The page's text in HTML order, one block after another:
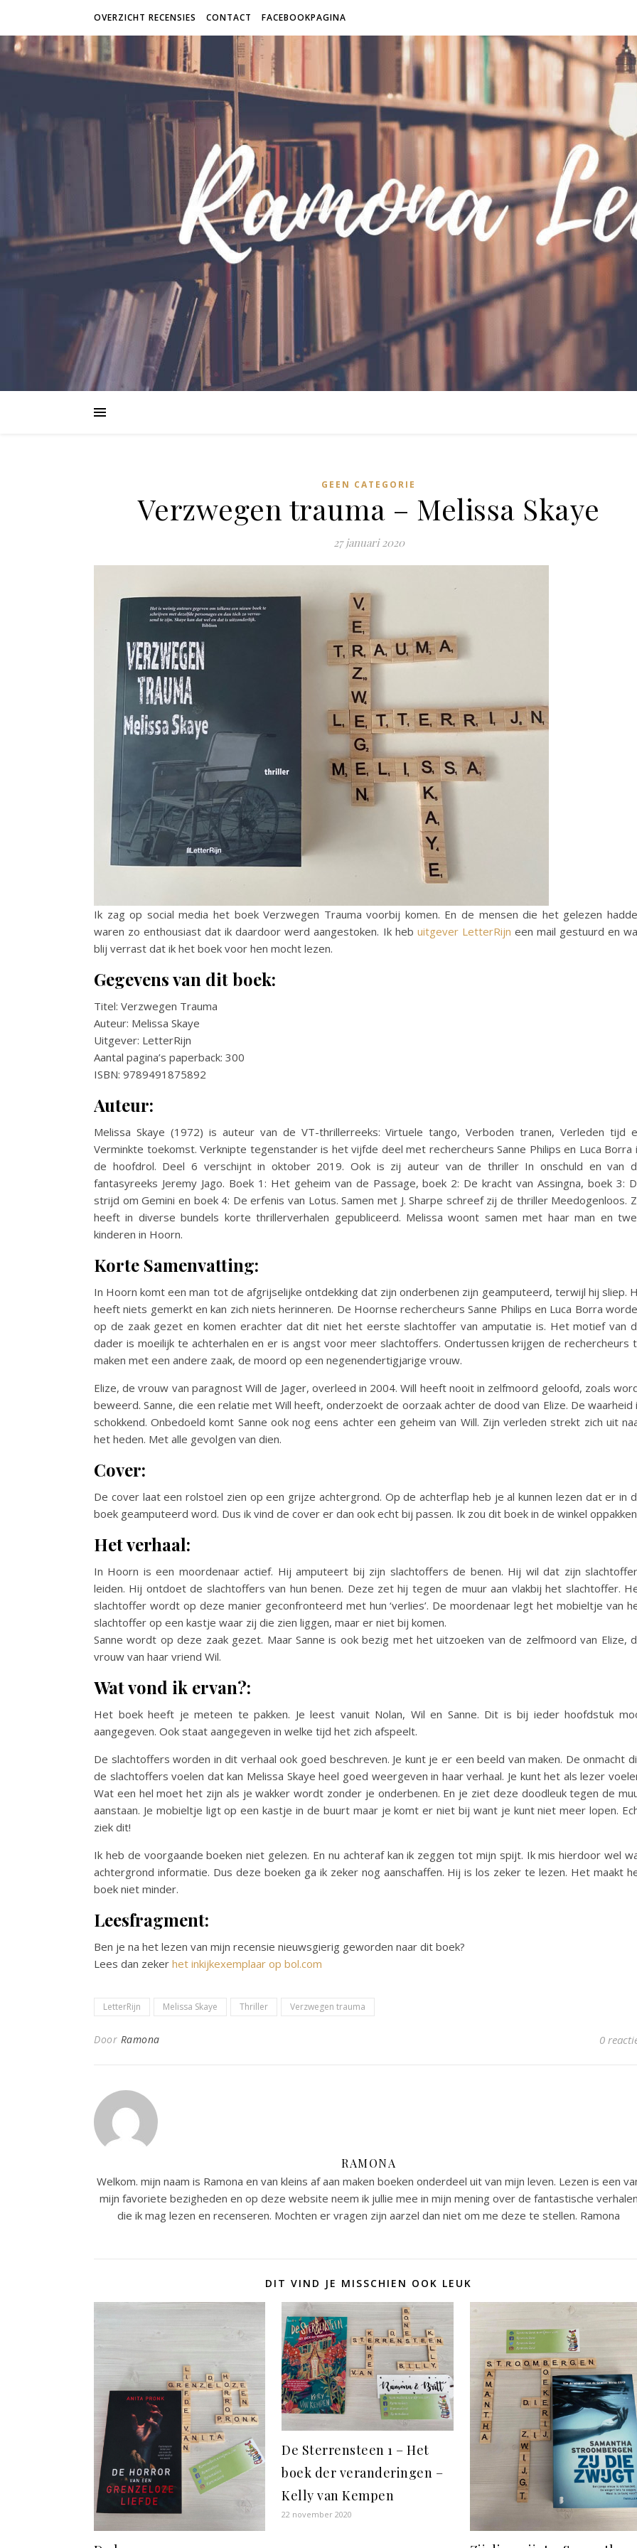
OVERZICHT RECENSIES CONTACT FACEBOOKPAGINA
GEEN CATEGORIE
Verzwegen trauma – Melissa Skaye
27 januari 2020
Ik zag op social media het boek Verzwegen Trauma voorbij komen. En de mensen die het gelezen
waren zo enthousiast dat ik daardoor werd aangestoken. Ik heb uitgever LetterRijn een mail gestuurd en
blij verrast dat ik het boek voor hen mocht lezen.
Gegevens van dit boek:
Titel: Verzwegen Trauma
Auteur: Melissa Skaye
Uitgever: LetterRijn
Aantal pagina’s paperback: 300
ISBN: 9789491875892
Auteur:
Melissa Skaye (1972) is auteur van de VT-thrillerreeks: Virtuele tango, Verboden tranen, Verleden tijd
Verminkte toekomst. Verknipte tegenstander is het vijfde deel met rechercheurs Sanne Philips en Luca Borra
de hoofdrol. Deel 6 verschijnt in oktober 2019. Ook is zij auteur van de thriller In onschuld en van
fantasyreeks Jeremy Jago. Boek 1: Het geheim van de Passage, boek 2: De kracht van Assingna, boek 3:
strijd om Gemini en boek 4: De erfenis van Lotus. Samen met J. Sharpe schreef zij de thriller Meedogenloos.
heeft in diverse bundels korte thrillerverhalen gepubliceerd. Melissa woont samen met haar man en
kinderen in Hoorn.
Korte Samenvatting:
In Hoorn komt een man tot de afgrijselijke ontdekking dat zijn onderbenen zijn geamputeerd, terwijl hij sliep.
heeft niets gemerkt en kan zich niets herinneren. De Hoornse rechercheurs Sanne Philips en Luca Borra
op de zaak gezet en komen erachter dat dit niet het eerste slachtoffer van amputatie is. Het motief van
dader is moeilijk te achterhalen en er is angst voor meer slachtoffers. Ondertussen krijgen de rechercheurs
maken met een andere zaak, de moord op een negenendertigjarige vrouw.
Elize, de vrouw van paragnost Will de Jager, overleed in 2004. Will heeft nooit in zelfmoord geloofd, zoals
beweerd. Sanne, die een relatie met Will heeft, onderzoekt de oorzaak achter de dood van Elize. De waarheid
schokkend. Onbedoeld komt Sanne ook nog eens achter een geheim van Will. Zijn verleden strekt zich uit
het heden. Met alle gevolgen van dien.
Cover:
De cover laat een rolstoel zien op een grijze achtergrond. Op de achterflap heb je al kunnen lezen dat er in
boek geamputeerd word. Dus ik vind de cover er dan ook echt bij passen. Ik zou dit boek in de winkel
Het verhaal:
In Hoorn is een moordenaar actief. Hij amputeert bij zijn slachtoffers de benen. Hij wil dat zijn
leiden. Hij ontdoet de slachtoffers van hun benen. Deze zet hij tegen de muur aan vlakbij het slachtoffer.
slachtoffer wordt op deze manier geconfronteerd met hun ‘verlies’. De moordenaar legt het mobieltje van
slachtoffer op een kastje waar zij die zien liggen, maar er niet bij komen.
Sanne wordt op deze zaak gezet. Maar Sanne is ook bezig met het uitzoeken van de zelfmoord van Elize,
vrouw van haar vriend Wil.
Wat vond ik ervan?:
Het boek heeft je meteen te pakken. Je leest vanuit Nolan, Wil en Sanne. Dit is bij ieder hoofdstuk
aangegeven. Ook staat aangegeven in welke tijd het zich afspeelt.
De slachtoffers worden in dit verhaal ook goed beschreven. Je kunt je er een beeld van maken. De onmacht
de slachtoffers voelen dat kan Melissa Skaye heel goed weergeven in haar verhaal. Je kunt het als lezer
Wat een hel moet het zijn als je wakker wordt zonder je onderbenen. En je ziet deze doodleuk tegen de
aanstaan. Je mobieltje ligt op een kastje in de buurt maar je komt er niet bij want je kunt niet meer lopen.
ziek dit!
Ik heb de voorgaande boeken niet gelezen. En nu achteraf kan ik zeggen tot mijn spijt. Ik mis hierdoor wel
achtergrond informatie. Dus deze boeken ga ik zeker nog aanschaffen. Hij is los zeker te lezen. Het maakt
boek niet minder.
Leesfragment:
Ben je na het lezen van mijn recensie nieuwsgierig geworden naar dit boek?
Lees dan zeker het inkijkexemplaar op bol.com
LetterRijn Melissa Skaye Thriller Verzwegen trauma
Door Ramona 0
RAMONA
Welkom. mijn naam is Ramona en van kleins af aan maken boeken onderdeel uit van mijn leven. Lezen is een
mijn favoriete bezigheden en op deze website neem ik jullie mee in mijn mening over de fantastische verhalen
die ik mag lezen en recenseren. Mochten er vragen zijn aarzel dan niet om me deze te stellen. Ramona
DIT VIND JE MISSCHIEN OOK LEUK
De Sterrensteen 1 – Het
boek der veranderingen –
Kelly van Kempen
22 november 2020